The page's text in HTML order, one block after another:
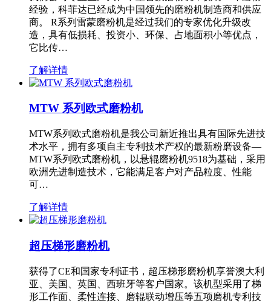
经验，科菲达已经成为中国领先的磨粉机制造商和供应
商。 R系列雷蒙磨粉机是经过我们的专家优化升级改
造，具有低损耗、投资小、环保、占地面积小等优点，
它比传…
了解详情
MTW 系列欧式磨粉机
MTW系列欧式磨粉机是我公司新近推出具有国际先进技
术水平，拥有多项自主专利技术产权的最新粉磨设备—
MTW系列欧式磨粉机，以悬辊磨粉机9518为基础，采用
欧洲先进制造技术，它能满足客户对产品粒度、性能
可…
了解详情
超压梯形磨粉机
获得了CE和国家专利证书，超压梯形磨粉机享誉澳大利
亚、美国、英国、西班牙等客户国家。该机型采用了梯
形工作面、柔性连接、磨辊联动增压等五项磨机专利技